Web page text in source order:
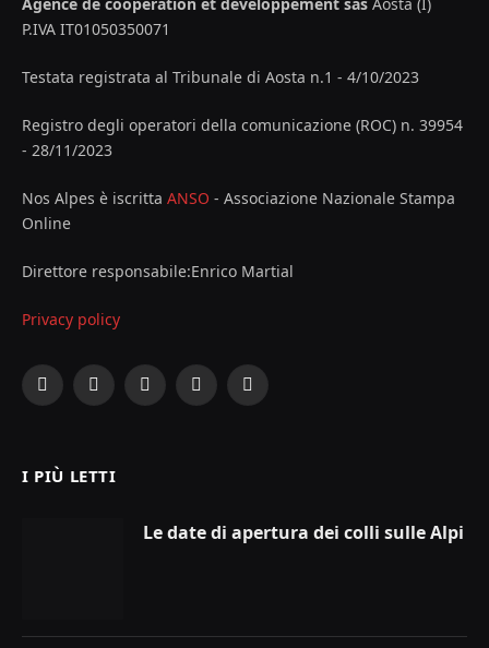
P.IVA IT01050350071
Testata registrata al Tribunale di Aosta n.1 - 4/10/2023
Registro degli operatori della comunicazione (ROC) n. 39954
- 28/11/2023
Nos Alpes è iscritta ANSO - Associazione Nazionale Stampa
Online
Direttore responsabile:Enrico Martial
Privacy policy
Facebook
X
InstagramYouTubeLinkedIn
I PIÙ LETTI
Le date di apertura dei colli sulle Alpi